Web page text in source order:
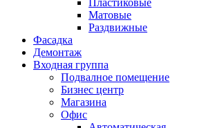
Пластиковые
Матовые
Раздвижные
Фасадка
Демонтаж
Входная группа
Подвалное помещение
Бизнес центр
Магазина
Офис